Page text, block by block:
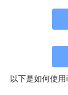
以下是如何使